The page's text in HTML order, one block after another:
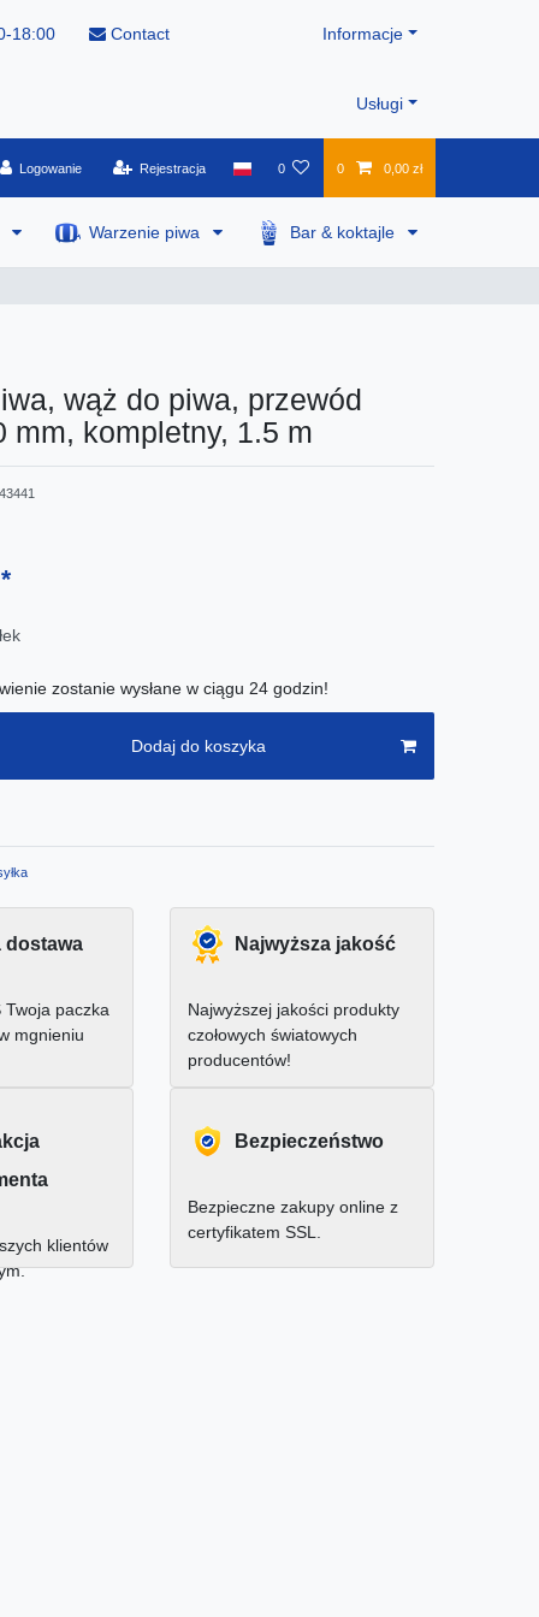
18:00 Contact Informacje
Usługi
Logowanie Rejestracja 0 0 0,00 zł
Warzenie piwa Bar & koktajle
wąż do piwa, przewód
mm, kompletny, 1.5 m
*
zostanie wysłane w ciągu 24 godzin!
Dodaj do koszyka
dostawa
Twoja paczka
mgnieniu
Najwyższa jakość
Najwyższej jakości produkty
czołowych światowych
producentów!
klientów
Bezpieczeństwo
Bezpieczne zakupy online z
certyfikatem SSL.